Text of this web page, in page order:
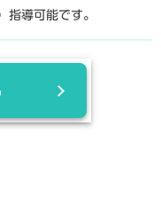
指導可能です。